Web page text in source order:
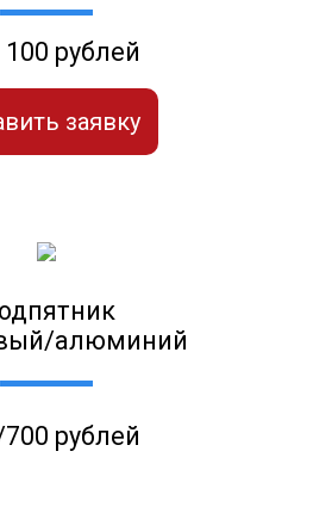
100 рублей
заявку
алюминий
рублей